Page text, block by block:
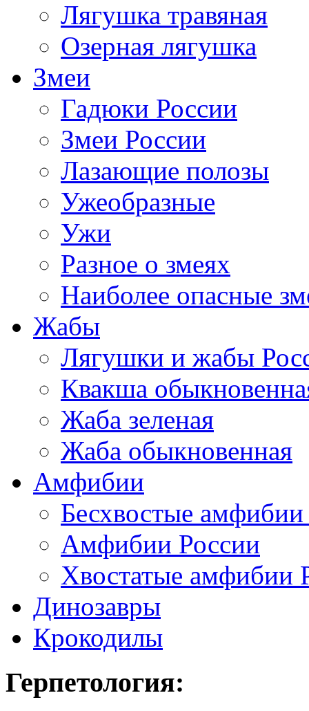
Лягушка травяная
Озерная лягушка
Змеи
Гадюки России
Змеи России
Лазающие полозы
Ужеобразные
Ужи
Разное о змеях
Наиболее опасные
Жабы
Лягушки и жабы
Квакша
Жаба зеленая
Жаба обыкновенная
Амфибии
Бесхвостые
Амфибии России
Хвостатые амфибии
Динозавры
Крокодилы
Герпетология: